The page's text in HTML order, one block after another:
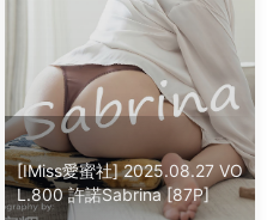
[IMiss愛蜜社] 2025.08.27 VO
L.800 許諾Sabrina [87P]